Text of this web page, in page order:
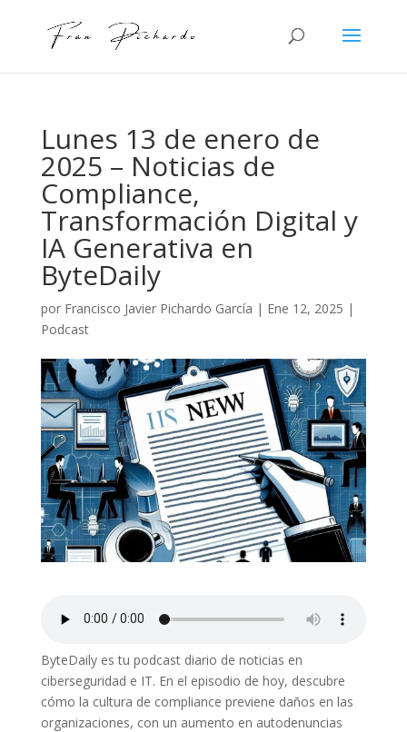
Lunes 13 de enero de
2025 – Noticias de
Compliance,
Transformación Digital y
IA Generativa en
ByteDaily
por Francisco Javier Pichardo García | Ene 12, 2025 |
Podcast
ByteDaily es tu podcast diario de noticias en
ciberseguridad e IT. En el episodio de hoy, descubre
cómo la cultura de compliance previene daños en las
organizaciones, con un aumento en autodenuncias